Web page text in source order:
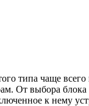
типа чаще
От выбора блока
к нему